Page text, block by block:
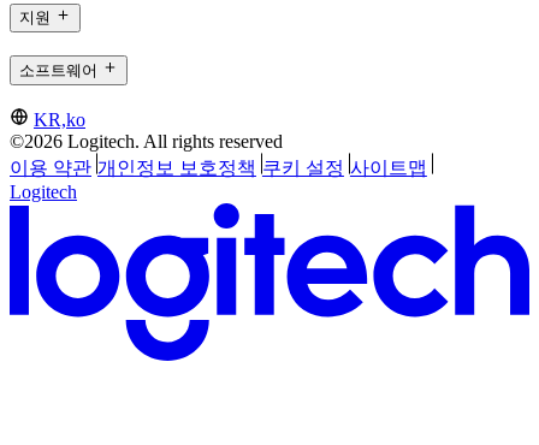
지원
소프트웨어
KR,ko
©2026 Logitech. All rights reserved
이용 약관 개인정보 보호정책 쿠키 설정 사이트맵
Logitech